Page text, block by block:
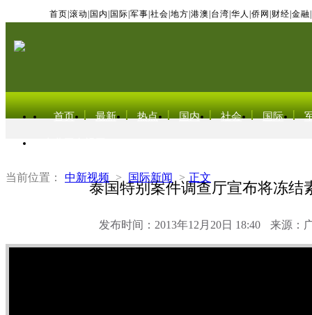
首页 滚动 国内 国际 军事 社会 地方 港澳 台湾 华人 侨网 财经 金融
首页 最新 热点 国内 社会 国际
当前位置： 中新视频 > 国际新闻 > 正文
泰国特别案件调查厅宣布将冻结
发布时间：2013年12月20日 18:40 来源：